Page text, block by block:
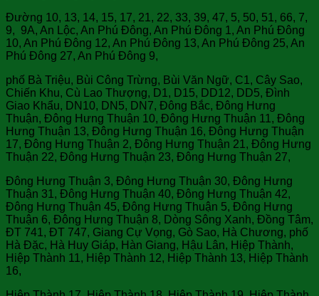
Đường 10, 13, 14, 15, 17, 21, 22, 33, 39, 47, 5, 50, 51, 66, 7,
9, 9A, An Lộc, An Phú Đông, An Phú Đông 1, An Phú Đông
10, An Phú Đông 12, An Phú Đông 13, An Phú Đông 25, An
Phú Đông 27, An Phú Đông 9,
phố Bà Triệu, Bùi Công Trừng, Bùi Văn Ngữ, C1, Cây Sao,
Chiến Khu, Cù Lao Thượng, D1, D15, DD12, DD5, Đình
Giao Khẩu, DN10, DN5, DN7, Đông Bắc, Đông Hưng
Thuận, Đông Hưng Thuận 10, Đông Hưng Thuận 11, Đông
Hưng Thuận 13, Đông Hưng Thuận 16, Đông Hưng Thuận
17, Đông Hưng Thuận 2, Đông Hưng Thuận 21, Đông Hưng
Thuận 22, Đông Hưng Thuận 23, Đông Hưng Thuận 27,
Đông Hưng Thuận 3, Đông Hưng Thuận 30, Đông Hưng
Thuận 31, Đông Hưng Thuận 40, Đông Hưng Thuận 42,
Đông Hưng Thuận 45, Đông Hưng Thuận 5, Đông Hưng
Thuận 6, Đông Hưng Thuận 8, Dòng Sông Xanh, Đồng Tâm,
ĐT 741, ĐT 747, Giang Cự Vọng, Gò Sao, Hà Chương, phố
Hà Đặc, Hà Huy Giáp, Hàn Giang, Hậu Lân, Hiệp Thành,
Hiệp Thành 11, Hiệp Thành 12, Hiệp Thành 13, Hiệp Thành
16,